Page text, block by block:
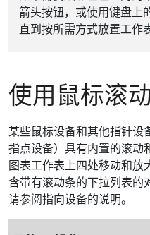
箭头按钮，或使用键盘上
直到按所需方式放置工作
使用鼠标滚
某些鼠标设备和其他指针设
指点设备）具有内置的滚动
图表工作表上四处移动和放
含带有滚动条的下拉列表的
请参阅指向设备的说明。